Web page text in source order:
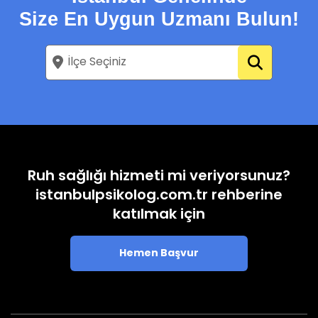
Size En Uygun Uzmanı Bulun!
Ruh sağlığı hizmeti mi veriyorsunuz?
istanbulpsikolog.com.tr rehberine
katılmak için
Hemen Başvur